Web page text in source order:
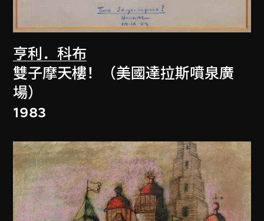
亨利．科布
雙子摩天樓！（美國達拉斯噴泉廣
場）
1983